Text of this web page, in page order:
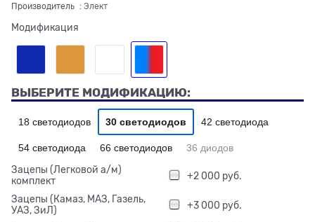
Производитель : Элект
Модификация
ВЫБЕРИТЕ МОДИФИКАЦИЮ:
18 светодиодов 30 светодиодов 42 светодиода
54 светодиода 66 светодиодов
36 диодов
Зацепы (Легковой а/м)
комплект
+2 000 руб.
Зацепы (Камаз, МАЗ, Газель,
УАЗ, ЗиЛ)
+3 000 руб.